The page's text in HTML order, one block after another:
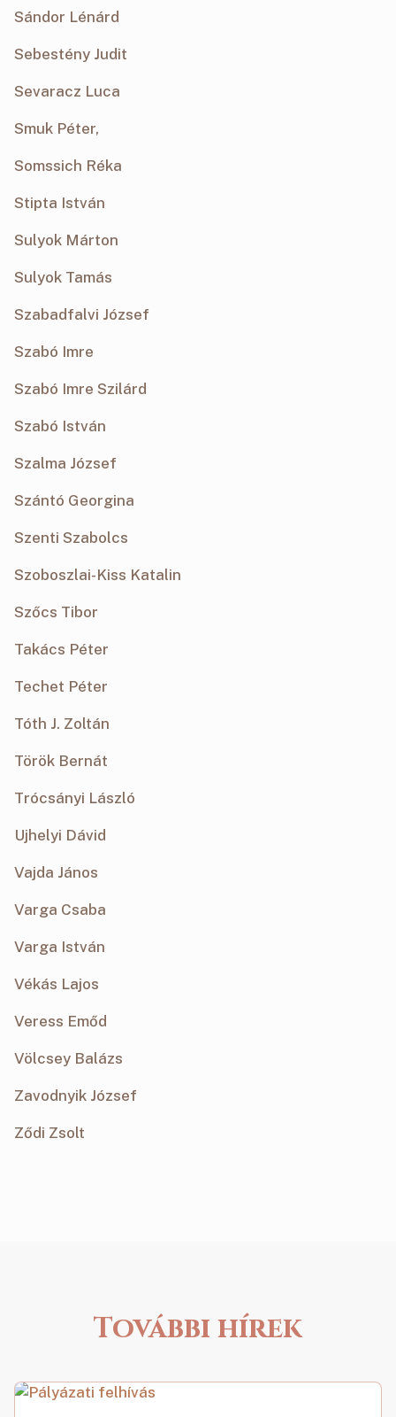
Sándor Lénárd
Sebestény Judit
Sevaracz Luca
Smuk Péter,
Somssich Réka
Stipta István
Sulyok Márton
Sulyok Tamás
Szabadfalvi József
Szabó Imre
Szabó Imre Szilárd
Szabó István
Szalma József
Szántó Georgina
Szenti Szabolcs
Szoboszlai-Kiss Katalin
Szőcs Tibor
Takács Péter
Techet Péter
Tóth J. Zoltán
Török Bernát
Trócsányi László
Ujhelyi Dávid
Vajda János
Varga Csaba
Varga István
Vékás Lajos
Veress Emőd
Völcsey Balázs
Zavodnyik József
Ződi Zsolt
További hírek